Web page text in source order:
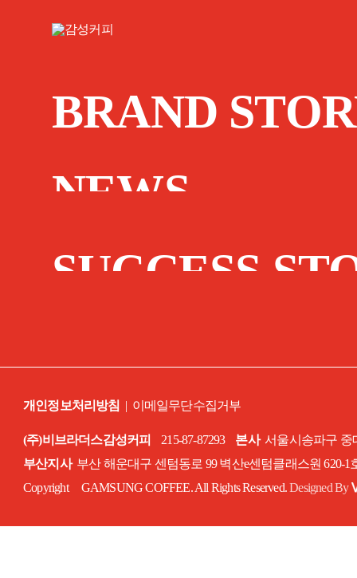
BRAND
NEWS
SUCCESS
개인정보처리방침 | 이메일무단수집거부
(주)비브라더스감성커피 215-87-87293 본사서울시송파구 중
부산지사부산 해운대구 센텀동로 99 벽산e센텀클래스원 620-1
Copyright GAMSUNG COFFEE. All Rights Reserved.Designed By